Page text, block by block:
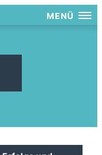
MENÜ